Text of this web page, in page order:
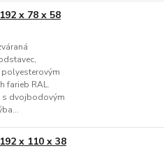
x 78 x 58
farieb RAL.
s dvojbodovým
x 110 x 38